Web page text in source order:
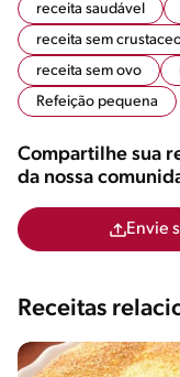
receita saudável
receita sem
receita sem ovo
Refeição pequena
Compartilhe sua
da nossa
Envie
Receitas